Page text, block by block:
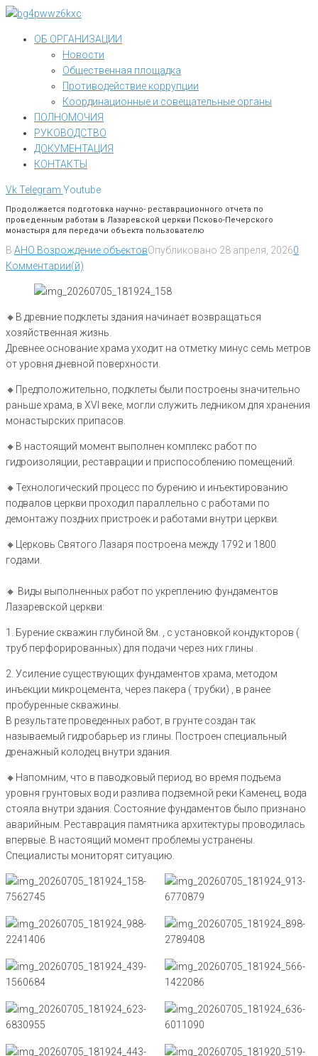
Перейти
контентуОБ ОРГАНИЗАЦИИ
Новости
Общественная площадка
Противодействие коррупции
Координационные и совещательные органы
ПОЛНОМОЧИЯ
РУКОВОДСТВО
ДОКУМЕНТАЦИЯ
КОНТАКТЫ
VkTelegram Youtube
Продолжается подготовка научно- реставрационного отчета по
проведенным работам в Лазаревской церкви Псково-Печерского
монастыря для передачи объекта пользователю
В АНО Возрождение объектовОпубликовано 28 апреля, 20260
Комментарии(й)
🔸В древние подклеты здания начинает возвращаться
хозяйственная жизнь.
Древнее основание храма уходит на отметку минус семь метров
от уровня дневной поверхности.
🔸Предположительно, подклеты были построены значительно
раньше храма, в XVI веке, могли служить ледником для хранения
монастырских припасов.
🔸В настоящий момент выполнен комплекс работ по
гидроизоляции, реставрации и приспособлению помещений.
🔸️Технологический процесс по бурению и инъектированию
подвалов церкви проходил параллельно с работами по
демонтажу поздних пристроек и работами внутри церкви.
🔸️Церковь Святого Лазаря построена между 1792 и 1800
годами.
🔸️ Виды выполненных работ по укреплению фундаментов
Лазаревской церкви:
1. Бурение скважин глубиной 8м. , с установкой кондукторов (
труб перфорированных) для подачи через них глины .
2. Усиление существующих фундаментов храма, методом
инъекции микроцемента, через пакера ( трубки) , в ранее
пробуренные скважины.
В результате проведенных работ, в грунте создан так
называемый гидробарьер из глины. Построен специальный
дренажный колодец внутри здания.
🔸Напомним, что в паводковый период, во время подъема
уровня грунтовых вод и разлива подземной реки Каменец, вода
стояла внутри здания. Состояние фундаментов было признано
аварийным. Реставрация памятника архитектуры проводилась
впервые. В настоящий момент проблемы устранены.
Специалисты мониторят ситуацию.